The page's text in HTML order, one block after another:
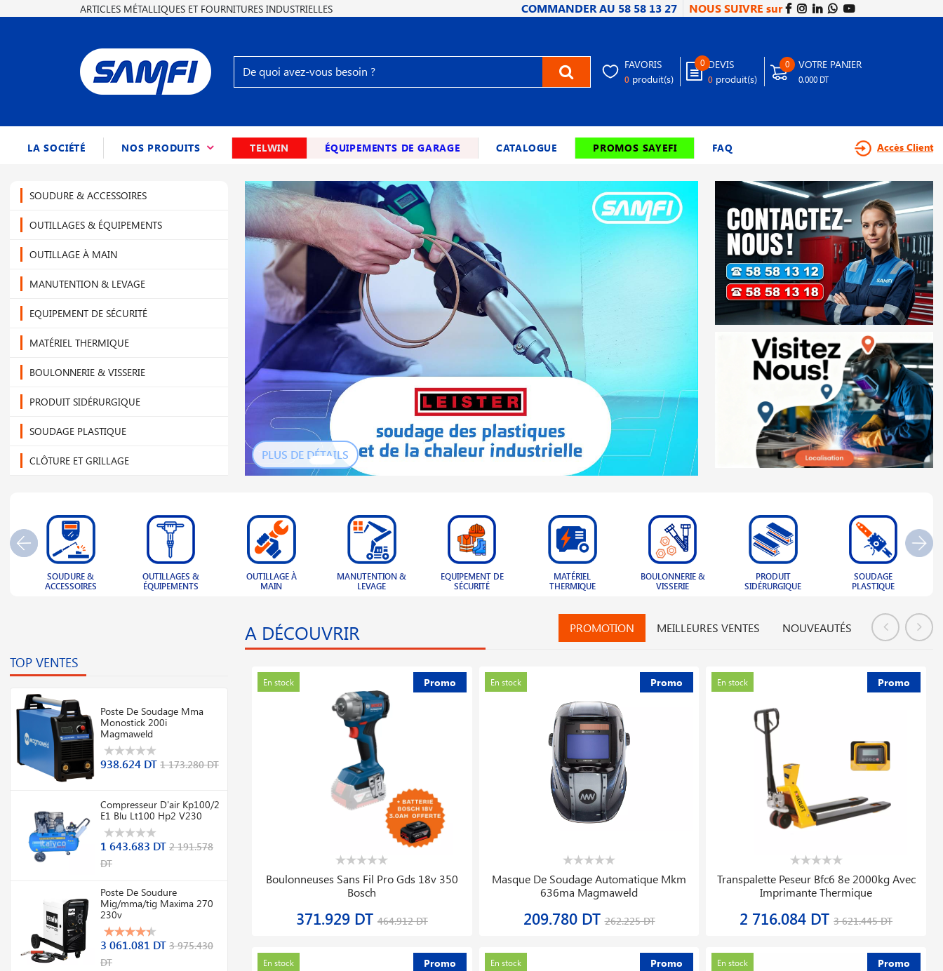
ARTICLES MÉTALLIQUES ET FOURNITURES INDUSTRIELLES COMMANDER AU 58 58 13 27 NOUS SUIVRE sur
FAVORIS
0 produit(s)
0 DEVIS
0 produit(s)
0 VOTRE PANIER
0.000 DT
LA SOCIÉTÉ NOS PRODUITS (CURRENT)TELWIN ÉQUIPEMENTS DE GARAGE CATALOGUE PROMOS SAYEFI FAQ Accès Client
SOUDURE & ACCESSOIRES
OUTILLAGES & ÉQUIPEMENTS
OUTILLAGE À MAIN
MANUTENTION & LEVAGE
EQUIPEMENT DE SÉCURITÉ
MATÉRIEL THERMIQUE
BOULONNERIE & VISSERIE
PRODUIT SIDÉRURGIQUE
SOUDAGE PLASTIQUE
CLÔTURE ET GRILLAGE
OUTLET
PLAQUE PLASTIQUE
ECLAIRAGE
PLUS DE DÉTAILS
OUTILLAGES &
ÉQUIPEMENTS
OUTILLAGE À
MAIN
MANUTENTION &
LEVAGE
EQUIPEMENT DE
SÉCURITÉ
MATÉRIEL
THERMIQUE
BOULONNERIE &
VISSERIE
PRODUIT
SIDÉRURGIQUE
SOUDAGE
PLASTIQUE
CLÔTURE ET
GRILLAGE
TOP VENTES
Poste De Soudage Mma
Monostick 200i
Magmaweld
938.624 DT 1 173.280 DT
Compresseur D'air Kp100/2
E1 Blu Lt100 Hp2 V230
1 643.683 DT 2 191.578
DT
Poste De Soudure
Mig/mma/tig Maxima 270
230v
3 061.081 DT 3 975.430
DT
A DÉCOUVRIR PROMOTION MEILLEURES VENTES NOUVEAUTÉS
Imprimante Thermique
2 716.084 DT
En stock
Promo
En stock
Chalumeaux Soudeur Avec 5 Becs
188.962 DT 236.203 DT
Promo
En stock
Easygrasscut 26 Coupe Bordures Bosch
168.181 DT210.227 DT
Promo
En stock
Poste De Soudage Monotig 220ip Ac/dc
Magmaweld
5 433.999 DT6 792.499 DT
Promo
En stock Promo
En stock Promo
En stock